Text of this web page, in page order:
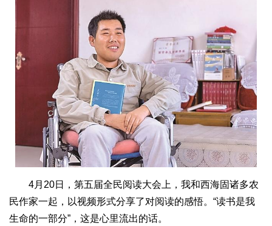
4月20日，第五届全民阅读大会上，我和西海固诸多农
民作家一起，以视频形式分享了对阅读的感悟。“读书是我
生命的一部分”，这是心里流出的话。